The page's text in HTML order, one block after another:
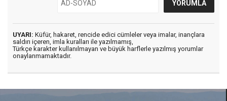
UYARI: Küfür, hakaret, rencide edici cümleler veya imalar, inançlara
saldırı içeren, imla kuralları ile yazılmamış,
Türkçe karakter kullanılmayan ve büyük harflerle yazılmış yorumlar
onaylanmamaktadır.